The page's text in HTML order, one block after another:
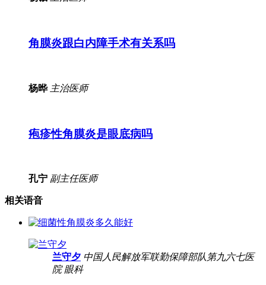
角膜炎跟白内障手术有关系吗
杨晔 主治医师
疱疹性角膜炎是眼底病吗
孔宁 副主任医师
相关语音
兰守夕 中国人民解放军联勤保障部队第九六七医
院 眼科